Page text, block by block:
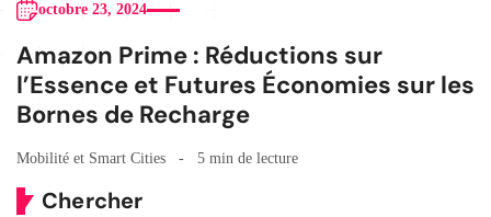
octobre 23, 2024
Amazon Prime : Réductions sur
l’Essence et Futures Économies sur les
Bornes de Recharge
Mobilité et Smart Cities 5 min de lecture
Chercher